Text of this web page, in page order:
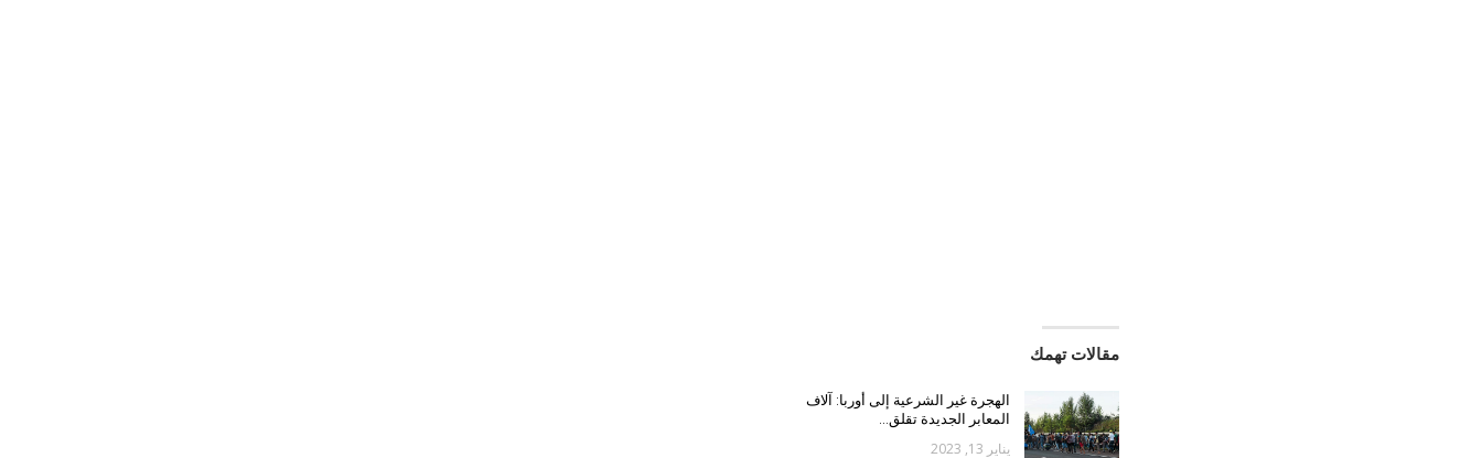
مقالات تهمك
الهجرة غير الشرعية إلى أوربا: آلاف
المعابر الجديدة تقلق…
يناير 13, 2023